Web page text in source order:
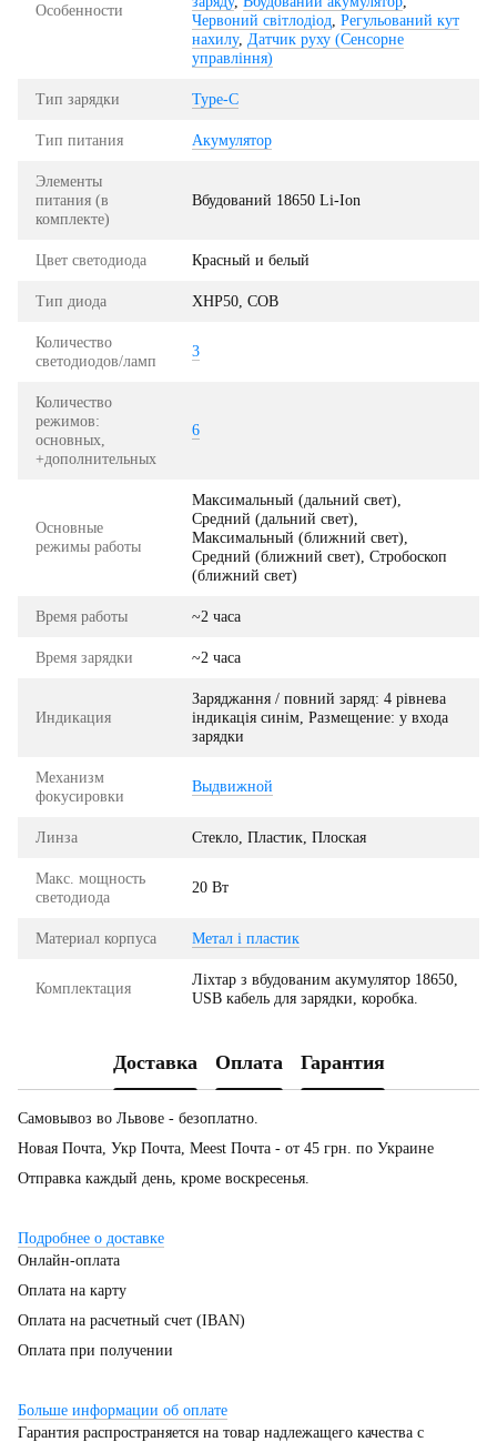
Особенности
Червоний світлодіод Регульований кут
нахилу, Датчик руху (Сенсорне
управління)
Тип зарядки Type-C
Тип питания Акумулятор
Элементы
питания (в
комплекте)
Вбудований 18650 Li-Ion
Цвет светодиода Красный и белый
Тип диода XHP50, COB
Количество
светодиодов/ламп
3
Количество
режимов:
основных,
+дополнительных
6
Основные
режимы работы
Максимальный (дальний свет),
Средний (дальний свет),
Максимальный (ближний свет),
Средний (ближний свет), Стробоскоп
(ближний свет)
Время работы ~2 часа
Время зарядки ~2 часа
Индикация
Заряджання / повний заряд: 4 рівнева
індикація синім, Размещение: у входа
зарядки
Механизм
фокусировки
Выдвижной
Линза Стекло, Пластик, Плоская
Макс. мощность
светодиода
20 Вт
Материал корпуса Метал і пластик
Комплектация
Ліхтар з вбудованим акумулятор 18650,
USB кабель для зарядки, коробка.
Доставка Оплата Гарантия
Самовывоз во Львове - безоплатно.
Новая Почта, Укр Почта, Meest Почта - от 45 грн. по Украине
Отправка каждый день, кроме воскресенья.
Подробнее о доставке
Онлайн-оплата
Оплата на карту
Оплата на расчетный счет (IBAN)
Оплата при получении
Больше информации об оплате
Гарантия распространяется на товар надлежащего качества с